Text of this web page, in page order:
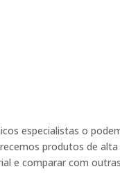
especialistas o
produtos de alta
e comparar com